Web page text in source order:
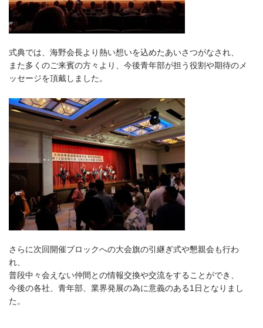
式典では、海野会長より熱い想いを込めたあいさつがなされ、
また多くのご来賓の方々より、今後青年部が担う役割や期待のメ
ッセージを頂戴しました。
さらに次回開催ブロックへの大会旗の引継ぎ式や懇親会も行わ
れ、
普段中々会えない仲間との情報交換や交流をすることができ、
今後の各社、青年部、業界発展の為に意義のある1日となりまし
た。